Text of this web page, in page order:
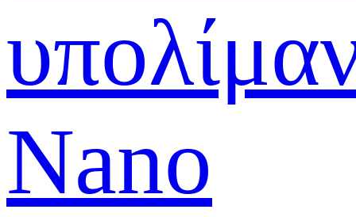
Nano